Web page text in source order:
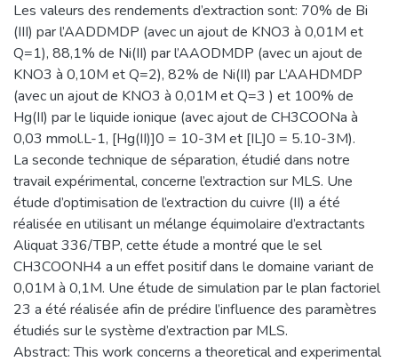
Les valeurs des rendements d’extraction sont: 70% de Bi
(III) par l’AADDMDP (avec un ajout de KNO3 à 0,01M et
Q=1), 88,1% de Ni(II) par l’AAODMDP (avec un ajout de
KNO3 à 0,10M et Q=2), 82% de Ni(II) par L’AAHDMDP
(avec un ajout de KNO3 à 0,01M et Q=3 ) et 100% de
Hg(II) par le liquide ionique (avec ajout de CH3COONa à
0,03 mmol.L-1, [Hg(II)]0 = 10-3M et [IL]0 = 5.10-3M).
La seconde technique de séparation, étudié dans notre
travail expérimental, concerne l’extraction sur MLS. Une
étude d’optimisation de l’extraction du cuivre (II) a été
réalisée en utilisant un mélange équimolaire d’extractants
Aliquat 336/TBP, cette étude a montré que le sel
CH3COONH4 a un effet positif dans le domaine variant de
0,01M à 0,1M. Une étude de simulation par le plan factoriel
23 a été réalisée afin de prédire l’influence des paramètres
étudiés sur le système d’extraction par MLS.
Abstract: This work concerns a theoretical and experimental